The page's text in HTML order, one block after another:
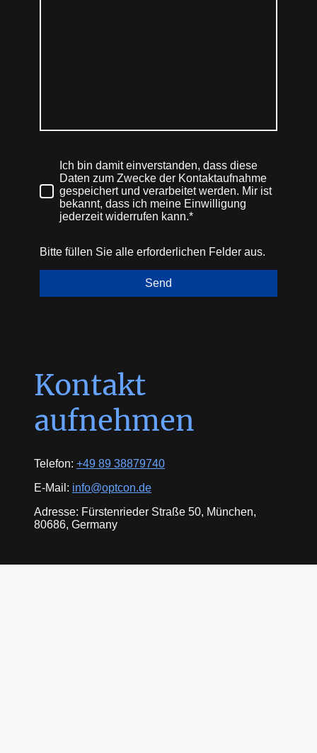
Ich bin damit einverstanden, dass diese
Daten zum Zwecke der Kontaktaufnahme
gespeichert und verarbeitet werden. Mir ist
bekannt, dass ich meine Einwilligung
jederzeit widerrufen kann.*
Bitte füllen Sie alle erforderlichen Felder aus.
Send
Kontakt
aufnehmen
Telefon: +49 89 38879740
E-Mail: info@optcon.de
Adresse: Fürstenrieder Straße 50, München,
80686, Germany